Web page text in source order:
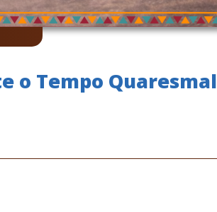
o Tempo Quaresmal